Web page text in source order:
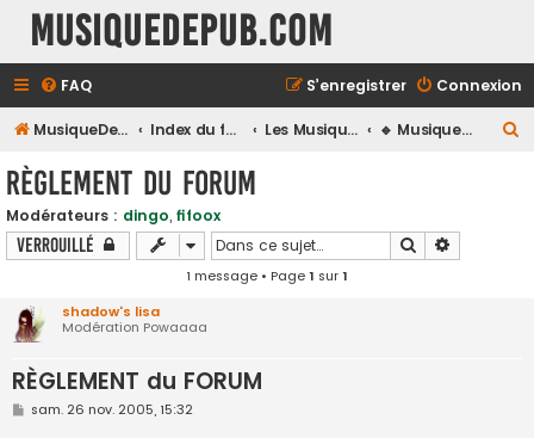
MusiqueDePub.com
FAQ Connexion
S’enregistrer
MusiqueDePub.com Index du forum Les Musiques De Pubs 🔹 Musiques du Mois & Nouveautés 🔹
RÈGLEMENT du FORUM
Modérateurs : dingo, fifoox
Verrouillé Rechercher
1 message • Page1 sur1
shadow's lisa
Modération Powaaaa
RÈGLEMENT du FORUM
Msam. 26 nov. 2005, 15:32